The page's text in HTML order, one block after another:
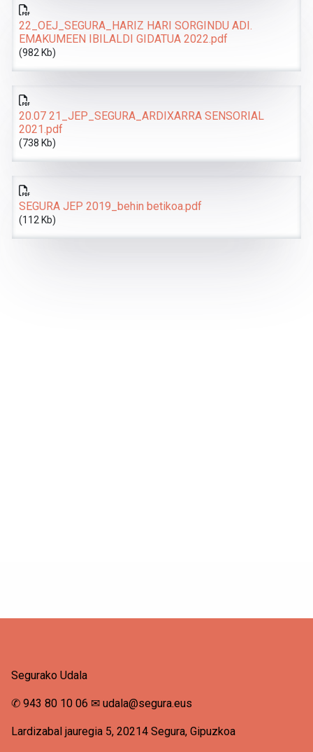
22_OEJ_SEGURA_HARIZ HARI SORGINDU ADI.
EMAKUMEEN IBILALDI GIDATUA 2022.pdf
(982 Kb)
20.07 21_JEP_SEGURA_ARDIXARRA SENSORIAL
2021.pdf
(738 Kb)
SEGURA JEP 2019_behin betikoa.pdf
(112 Kb)
Segurako Udala
✆ 943 80 10 06 ✉ udala@segura.eus
Lardizabal jauregia 5, 20214 Segura, Gipuzkoa